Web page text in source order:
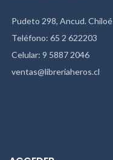
Pudeto 298, Ancud. Chiloé
Teléfono: 65 2 622203
Celular: 9 5887 2046
ventas@libreriaheros.cl